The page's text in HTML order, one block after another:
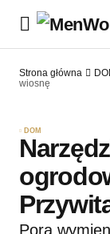
Strona główna
wiosnę
DOM
Pora